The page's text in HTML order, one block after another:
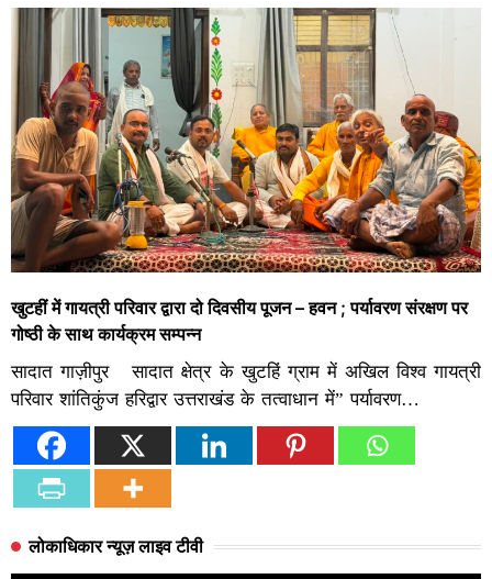
खुटहीं में गायत्री परिवार द्वारा दो दिवसीय पूजन – हवन ; पर्यावरण संरक्षण पर
गोष्ठी के साथ कार्यक्रम सम्पन्न
सादात गाज़ीपुर सादात क्षेत्र के खुटहिं ग्राम में अखिल विश्व गायत्री
परिवार शांतिकुंज हरिद्वार उत्तराखंड के तत्वाधान में” पर्यावरण…
लोकाधिकार न्यूज़ लाइव टीवी